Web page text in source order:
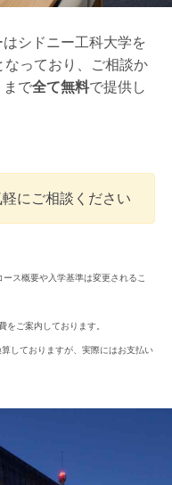
シドニー工科大学を
なっており、ご相談か
まで全て無料で提供し
にご相談ください
ス概要や入学基準は変更されるこ
をご案内しております。
しておりますが、実際にはお支払い